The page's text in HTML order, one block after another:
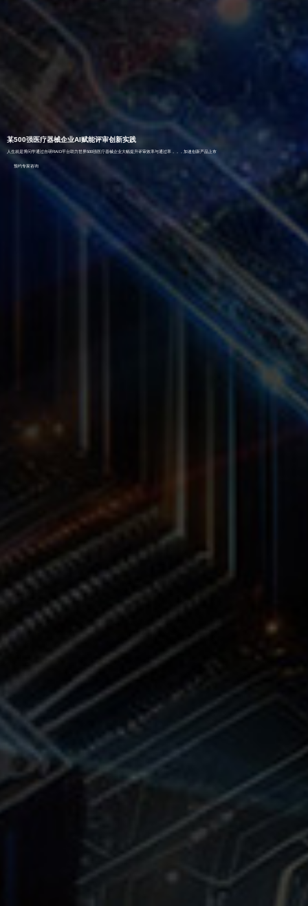
某500强医疗器械企业AI赋能评审创新实践
人生就是博问学通过自研RAID平台助力世界500强医疗器械企业大幅提升评审效率与通过率，，，加速创新产品上市
预约专家咨询